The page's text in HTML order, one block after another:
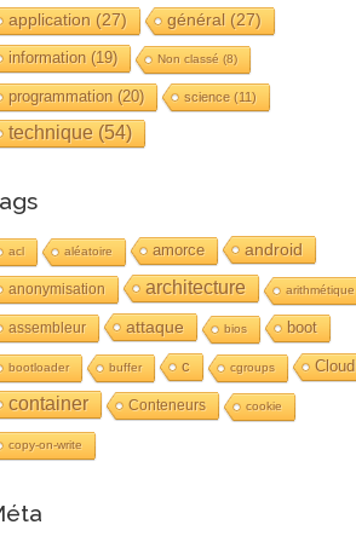
application(27) général(27)
information(19) Non classé(8)
programmation(20) science(11)
technique(54)
acl aléatoire amorce android
anonymisation architecture arithmétique
assembleur attaque bios boot
bootloader buffer c cgroups Cloud
container Conteneurs cookie
copy-on-write